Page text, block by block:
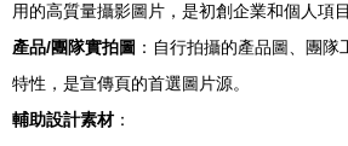
用的高質量攝影圖片，是初創企業和個人項
產品/團隊實拍圖 ：自行拍攝的產品圖、團
特性，是宣傳頁的首選圖片源。
輔助設計素材：